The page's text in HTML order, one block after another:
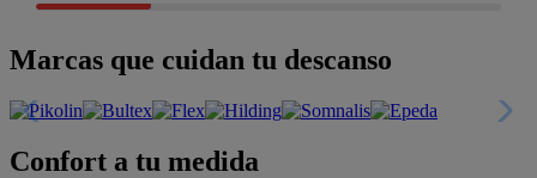
Marcas que cuidan tu descanso
Confort a tu medida